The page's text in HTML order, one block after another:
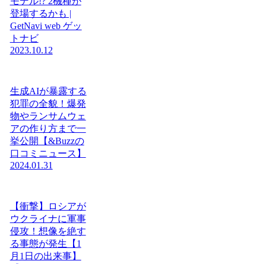
登場するかも |
GetNavi web ゲッ
トナビ
2023.10.12
生成AIが暴露する
犯罪の全貌！爆発
物やランサムウェ
アの作り方まで一
挙公開【&Buzzの
口コミニュース】
2024.01.31
【衝撃】ロシアが
ウクライナに軍事
侵攻！想像を絶す
る事態が発生【1
月1日の出来事】